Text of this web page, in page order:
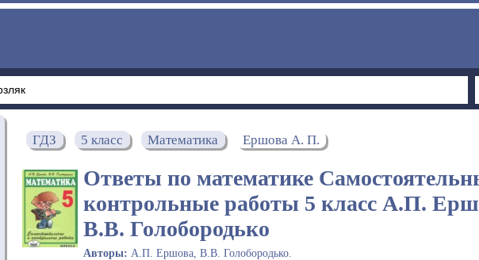
ГДЗ 5 класс Математика Ершова А. П.
Ответы по математике
контрольные работы 5 класс А.П.
В.В. Голобородько
Авторы: А.П. Ершова, В.В. Голобородько.